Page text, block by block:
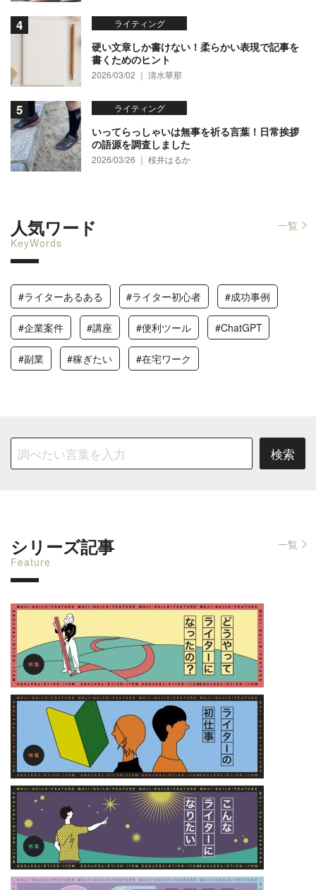
ライティング
硬い文章しか書けない！柔らかい表現で記事を
書くためのヒント
2026/03/02 ｜ 清水華那
ライティング
いってらっしゃいは無事を祈る言葉！日常挨拶
の語源を調査しました
2026/03/26 ｜ 桜井はるか
人気ワード
KeyWords
一覧
#ライターあるある #ライター初心者 #成功事例
#企業案件 #講座 #便利ツール #ChatGPT
#副業 #稼ぎたい #在宅ワーク
シリーズ記事
Feature
一覧